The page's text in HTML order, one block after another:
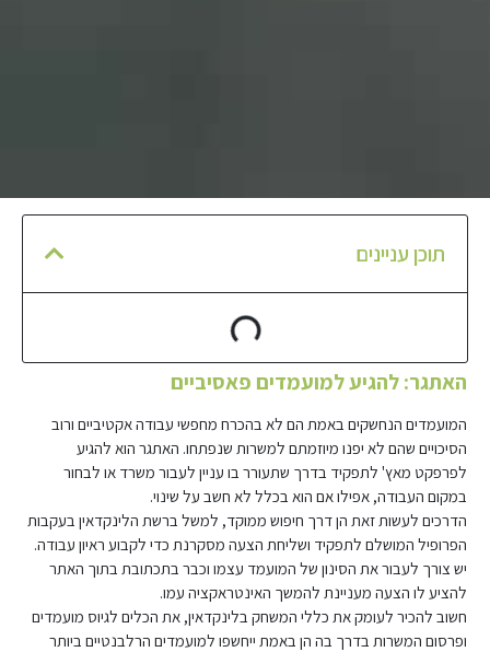
תוכן עניינים
האתגר: להגיע למועמדים פאסיביים
המועמדים הנחשקים באמת הם לא בהכרח מחפשי עבודה אקטיביים ורוב
הסיכויים שהם לא יפנו מיוזמתם למשרות שנפתחו. האתגר הוא להגיע
לפרפקט מאץ' לתפקיד בדרך שתעורר בו עניין לעבור משרד או לבחור
במקום העבודה, אפילו אם הוא בכלל לא חשב על שינוי.
הדרכים לעשות זאת הן דרך חיפוש ממוקד, למשל ברשת הלינקדאין בעקבות
הפרופיל המושלם לתפקיד ושליחת הצעה מסקרנת כדי לקבוע ראיון עבודה.
יש צורך לעבור את הסינון של המועמד עצמו וכבר בתכתובת בתוך האתר
להציע לו הצעה מעניינת להמשך האינטראקציה עמו.
חשוב להכיר לעומק את כללי המשחק בלינקדאין, את הכלים לגיוס מועמדים
ופרסום המשרות בדרך בה הן באמת ייחשפו למועמדים הרלבנטיים ביותר